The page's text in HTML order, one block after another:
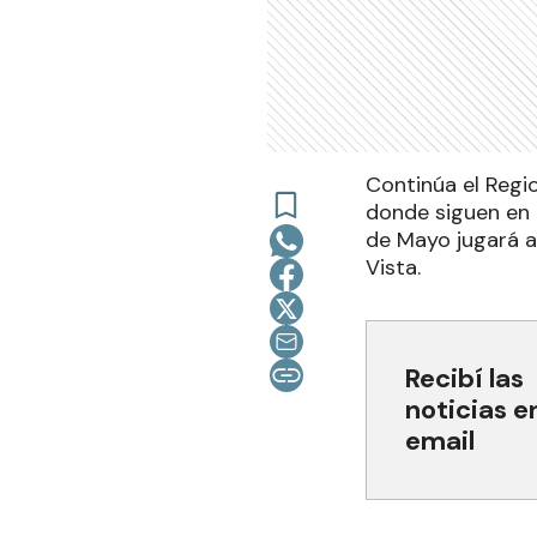
Continúa el
donde siguen
de Mayo jugará
Vista.
Recibí las
noticias
email